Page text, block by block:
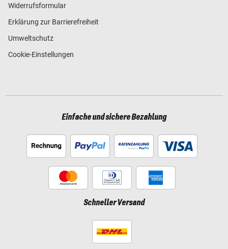
Widerrufsformular
Erklärung zur Barrierefreiheit
Umweltschutz
Cookie-Einstellungen
Einfache und sichere Bezahlung
Schneller Versand